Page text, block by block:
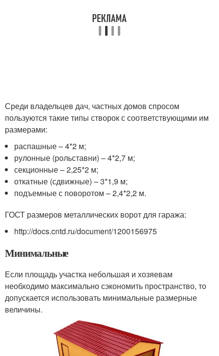
Среди владельцев дач, частных домов спросом
пользуются такие типы створок с соответствующими им
размерами:
распашные – 4*2 м;
рулонные (рольставни) – 4*2,7 м;
секционные – 2,25*2 м;
откатные (сдвижные) – 3*1,9 м;
подъемные с поворотом – 2,4*2,2 м.
ГОСТ размеров металлических ворот для гаража:
http://docs.cntd.ru/document/1200156975
Минимальные
Если площадь участка небольшая и хозяевам
необходимо максимально сэкономить пространство, то
допускается использовать минимальные размерные
величины.